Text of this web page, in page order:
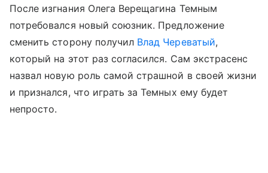
После изгнания Олега Верещагина Темным
потребовался новый союзник. Предложение
сменить сторону получил Влад Череватый,
который на этот раз согласился. Сам экстрасенс
назвал новую роль самой страшной в своей жизни
и признался, что играть за Темных ему будет
непросто.